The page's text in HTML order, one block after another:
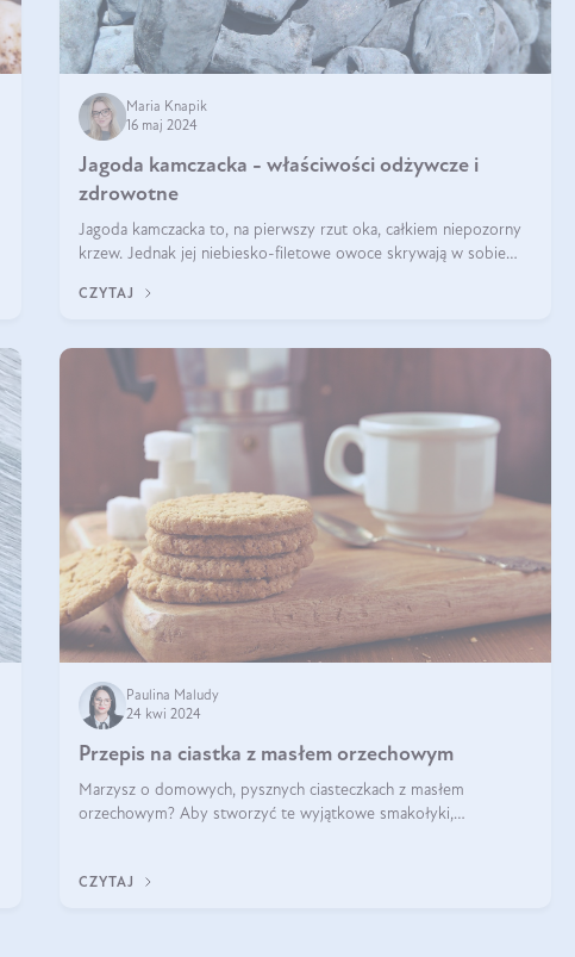
Maria Knapik
16 maj 2024
Jagoda kamczacka - właściwości odżywcze i
zdrowotne
Jagoda kamczacka to, na pierwszy rzut oka, całkiem niepozorny
krzew. Jednak jej niebiesko-filetowe owoce skrywają w sobie
w tym wpisie!
CZYTAJ
Paulina Maludy
24 kwi 2024
Przepis na ciastka z masłem orzechowym
Marzysz o domowych, pysznych ciasteczkach z masłem
orzechowym? Aby stworzyć te wyjątkowe smakołyki,
CZYTAJ